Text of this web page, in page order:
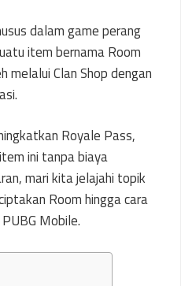
dalam game perang
item bernama Room
melalui Clan Shop dengan
Royale Pass,
ini tanpa biaya
mari kita jelajahi topik
Room hingga cara
Mobile.